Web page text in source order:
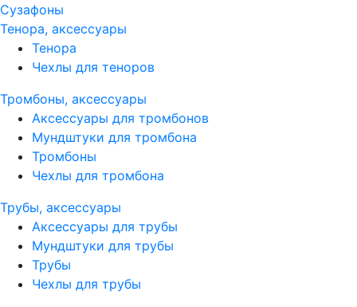
Сузафоны
Тенора, аксессуары
Тенора
Чехлы для теноров
Тромбоны, аксессуары
Аксессуары для тромбонов
Мундштуки для тромбона
Тромбоны
Чехлы для тромбона
Трубы, аксессуары
Аксессуары для трубы
Мундштуки для трубы
Трубы
Чехлы для трубы